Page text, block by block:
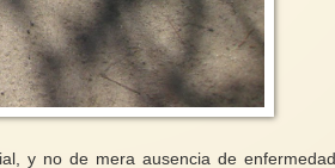
y no de mera ausencia de